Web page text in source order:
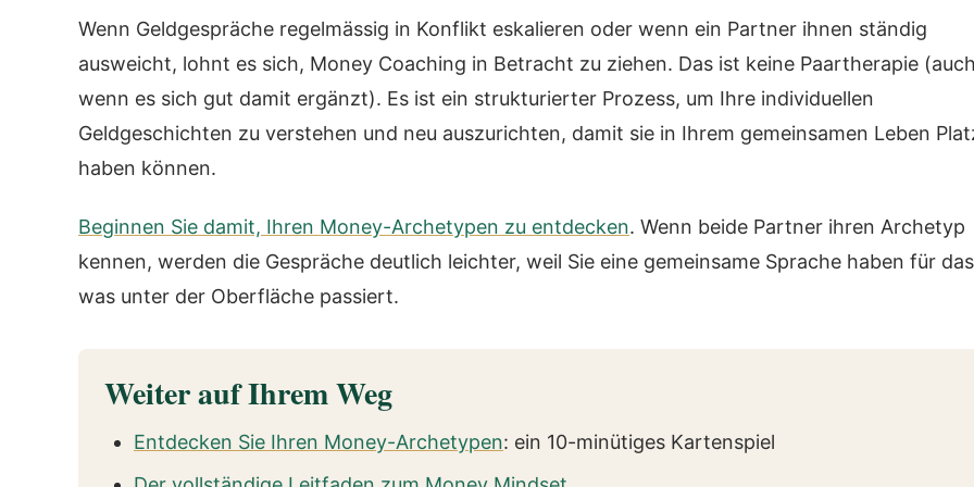
Wenn Geldgespräche regelmässig in Konflikt eskalieren oder wenn ein Partner ihnen ständig
ausweicht, lohnt es sich, Money Coaching in Betracht zu ziehen. Das ist keine Paartherapie (auch
wenn es sich gut damit ergänzt). Es ist ein strukturierter Prozess, um Ihre individuellen
Geldgeschichten zu verstehen und neu auszurichten, damit sie in Ihrem gemeinsamen Leben
haben können.
Beginnen Sie damit, Ihren Money-Archetypen zu entdecken. Wenn beide Partner ihren Archetyp
kennen, werden die Gespräche deutlich leichter, weil Sie eine gemeinsame Sprache haben für
was unter der Oberfläche passiert.
Weiter auf Ihrem Weg
Entdecken Sie Ihren Money-Archetypen: ein 10-minütiges Kartenspiel